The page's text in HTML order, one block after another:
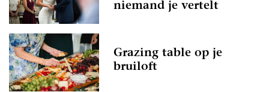
niemand je vertelt
Grazing table op je
bruiloft